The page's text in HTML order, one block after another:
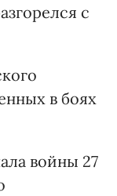
с
в боях
войны 27